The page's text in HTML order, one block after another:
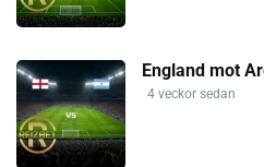
England mot
4 veckor sedan